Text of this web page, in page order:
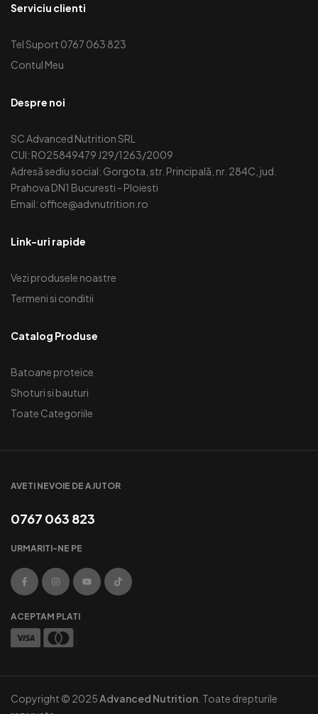
Serviciu clienti
Tel Suport 0767 063 823
Contul Meu
Despre noi
SC Advanced Nutrition SRL
CUI: RO25849479 J29/1263/2009
Adresă sediu social: Gorgota, str. Principală, nr. 284C, jud.
Prahova DN1 Bucuresti - Ploiesti
Email: office@advnutrition.ro
Link-uri rapide
Vezi produsele noastre
Termeni si conditii
Catalog Produse
Batoane proteice
Shoturi si bauturi
Toate Categoriile
AVETI NEVOIE DE AJUTOR
0767 063 823
URMARITI-NE PE
ACEPTAM PLATI
Copyright © 2025Advanced Nutrition . Toate drepturile